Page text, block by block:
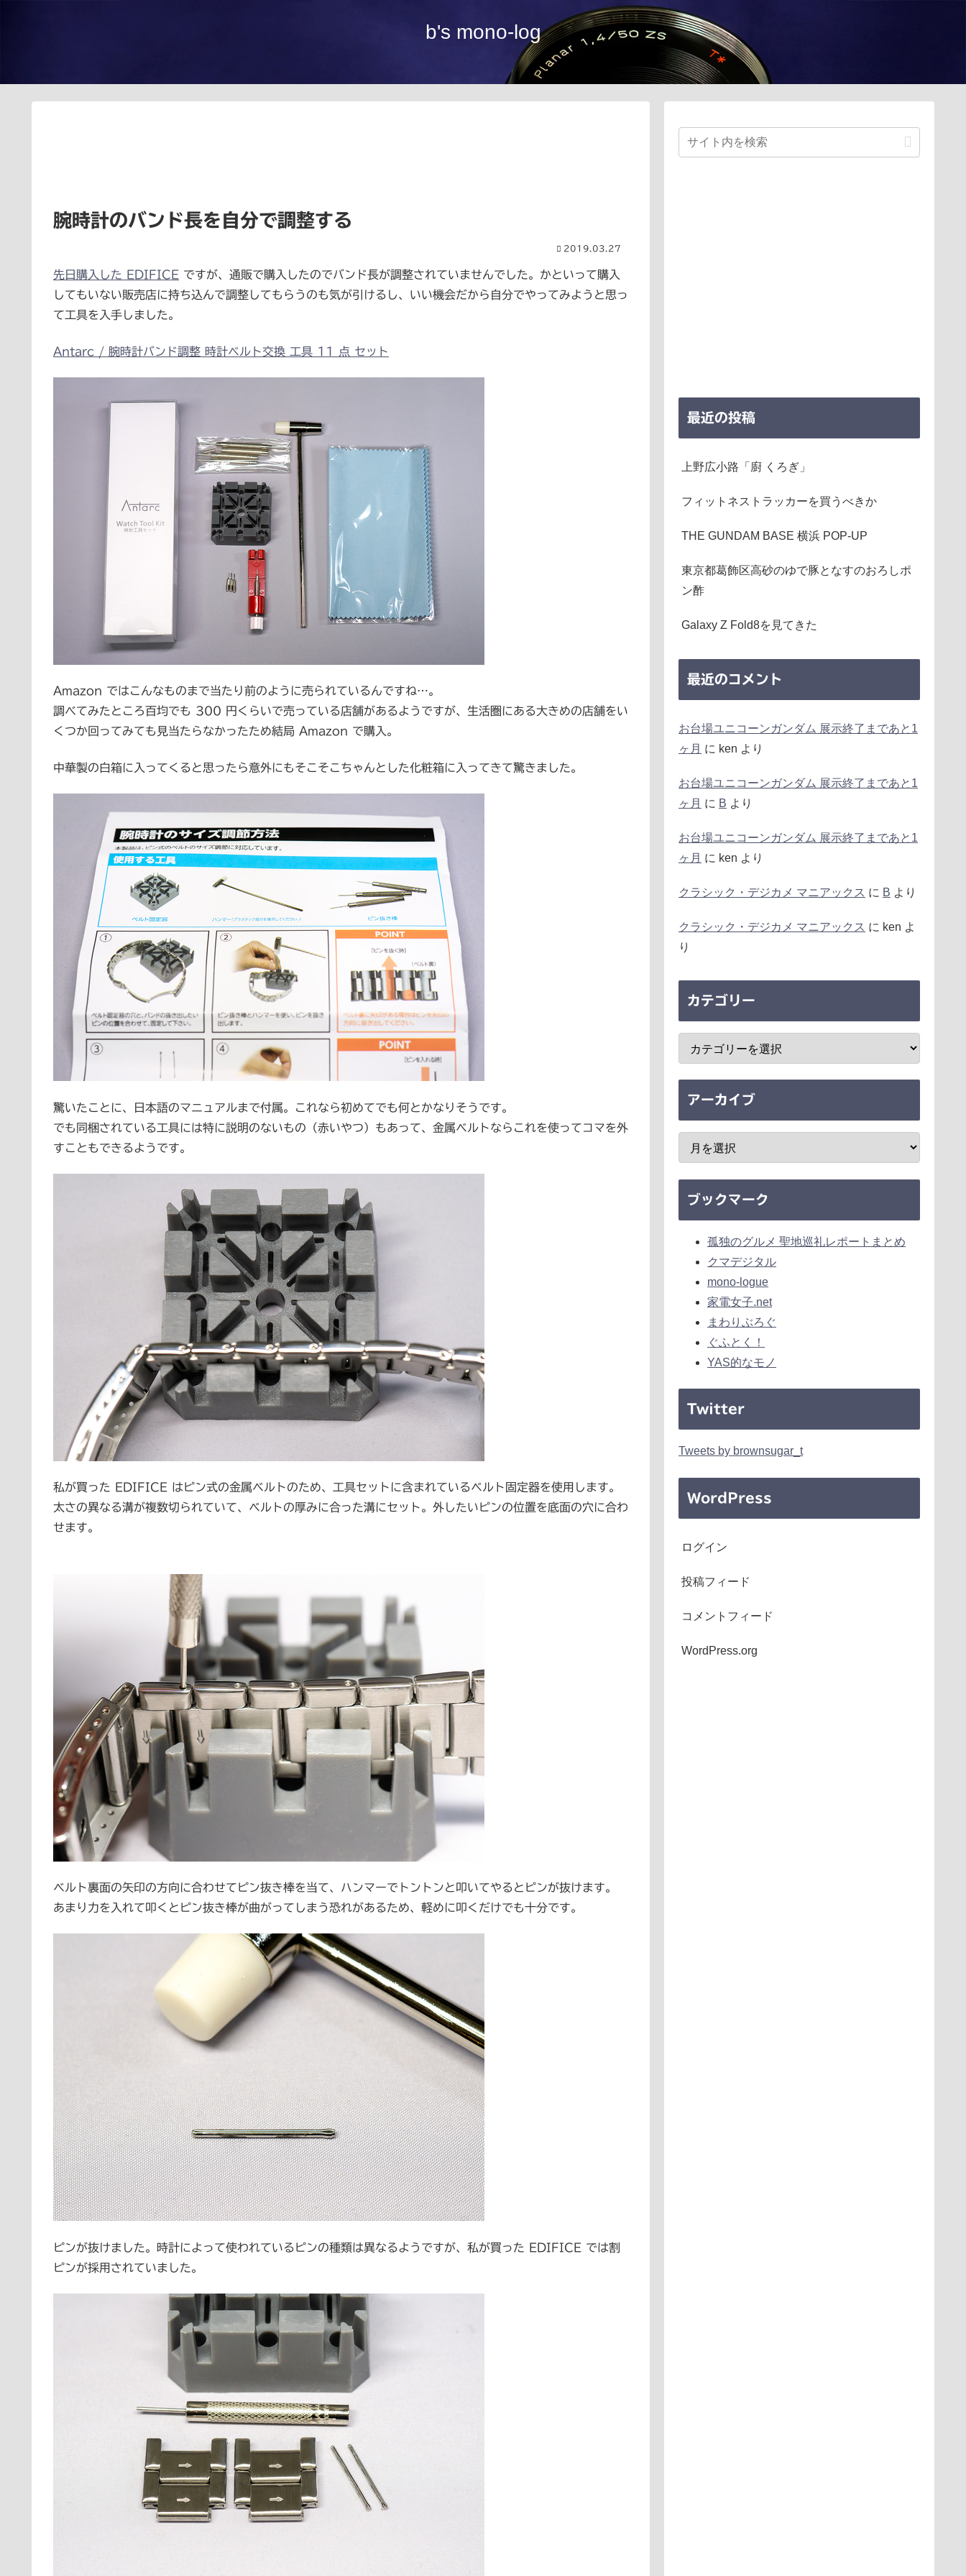
b's mono-log
腕時計のバンド長を自分で調整する
2019.03.27
先日購入した EDIFICE ですが、通販で購入したのでバンド長が調整されていませんでした。かといって購入
してもいない販売店に持ち込んで調整してもらうのも気が引けるし、いい機会だから自分でやってみようと思っ
て工具を入手しました。
Antarc / 腕時計バンド調整 時計ベルト交換 工具 11 点 セット
Amazon ではこんなものまで当たり前のように売られているんですね…。
調べてみたところ百均でも 300 円くらいで売っている店舗があるようですが、生活圏にある大きめの店舗をい
くつか回ってみても見当たらなかったため結局 Amazon で購入。
中華製の白箱に入ってくると思ったら意外にもそこそこちゃんとした化粧箱に入ってきて驚きました。
驚いたことに、日本語のマニュアルまで付属。これなら初めてでも何とかなりそうです。
でも同梱されている工具には特に説明のないもの（赤いやつ）もあって、金属ベルトならこれを使ってコマを外
すこともできるようです。
私が買った EDIFICE はピン式の金属ベルトのため、工具セットに含まれているベルト固定器を使用します。
太さの異なる溝が複数切られていて、ベルトの厚みに合った溝にセット。外したいピンの位置を底面の穴に合わ
せます。
ベルト裏面の矢印の方向に合わせてピン抜き棒を当て、ハンマーでトントンと叩いてやるとピンが抜けます。
あまり力を入れて叩くとピン抜き棒が曲がってしまう恐れがあるため、軽めに叩くだけでも十分です。
ピンが抜けました。時計によって使われているピンの種類は異なるようですが、私が買った EDIFICE では割
ピンが採用されていました。
最近の投稿
上野広小路「廚 くろぎ」
フィットネストラッカーを買うべきか
THE GUNDAM BASE 横浜 POP-UP
東京都葛飾区高砂のゆで豚となすのおろしポ
ン酢
Galaxy Z Fold8を見てきた
最近のコメント
お台場ユニコーンガンダム 展示終了まであと1
ヶ月 に ken より
お台場ユニコーンガンダム 展示終了まであと1
ヶ月 に B より
お台場ユニコーンガンダム 展示終了まであと1
ヶ月 に ken より
クラシック・デジカメ マニアックス に B より
クラシック・デジカメ マニアックス に ken よ
り
カテゴリー
アーカイブ
ブックマーク
孤独のグルメ 聖地巡礼レポートまとめ
クマデジタル
mono-logue
家電女子.net
まわりぶろぐ
ぐふとく！
YAS的なモノ
Twitter
Tweets by brownsugar_t
WordPress
ログイン
投稿フィード
コメントフィード
WordPress.org